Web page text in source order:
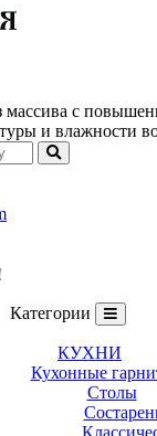
массива с
и влажности
Категории
КУХНИ
Кухонные
Столы